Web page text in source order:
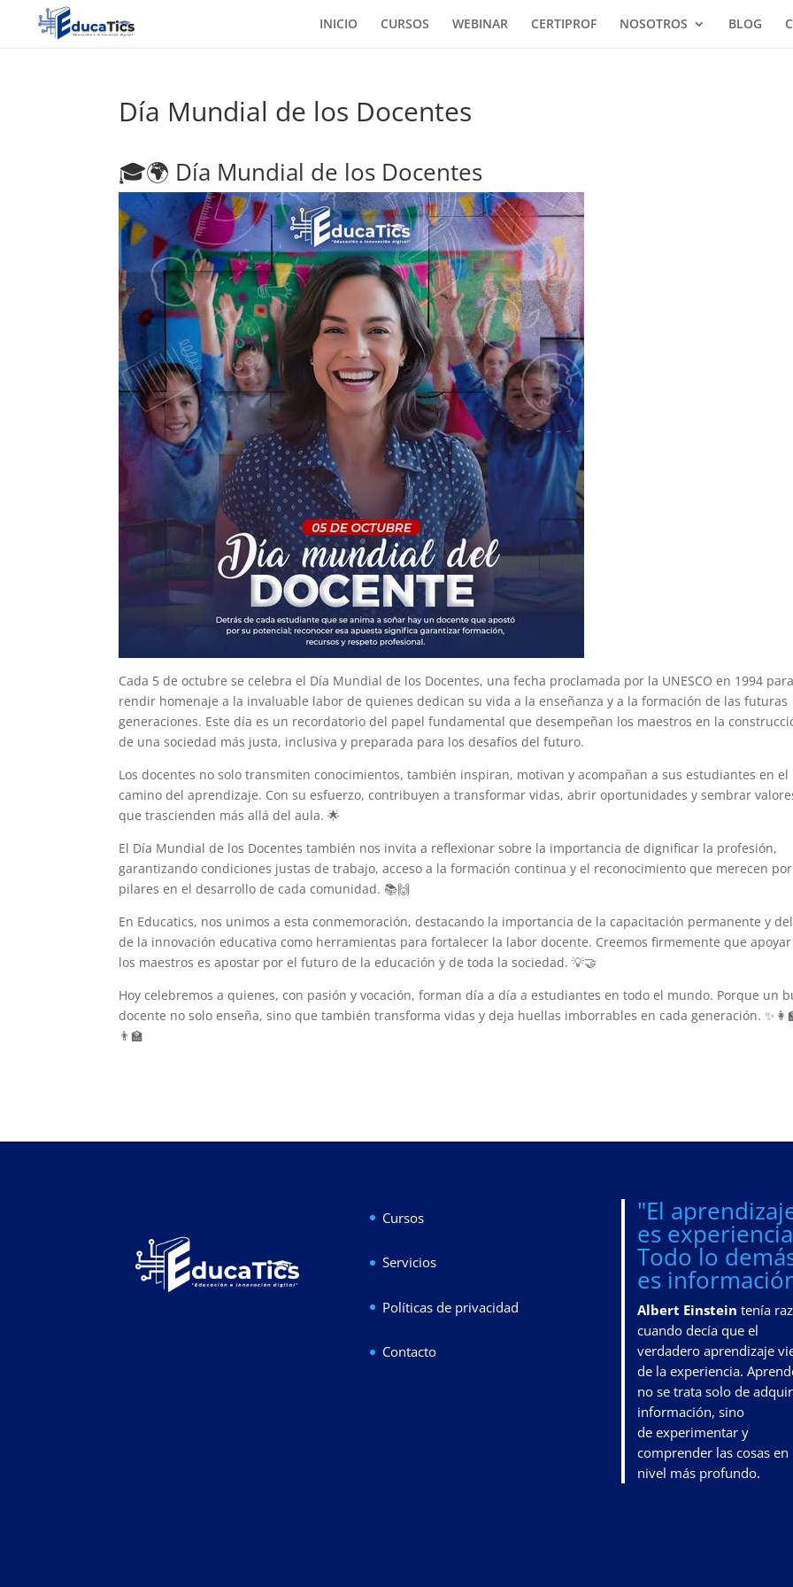
INICIO CURSOS WEBINAR CERTIPROF NOSOTROS BLOG
Día Mundial de los Docentes
🎓🌍 Día Mundial de los Docentes
Cada 5 de octubre se celebra el Día Mundial de los Docentes, una fecha proclamada por la UNESCO en 1994
rendir homenaje a la invaluable labor de quienes dedican su vida a la enseñanza y a la formación de las futuras
generaciones. Este día es un recordatorio del papel fundamental que desempeñan los maestros en la
de una sociedad más justa, inclusiva y preparada para los desafíos del futuro.
Los docentes no solo transmiten conocimientos, también inspiran, motivan y acompañan a sus estudiantes en el
camino del aprendizaje. Con su esfuerzo, contribuyen a transformar vidas, abrir oportunidades y sembrar
que trascienden más allá del aula. 🌟
El Día Mundial de los Docentes también nos invita a reflexionar sobre la importancia de dignificar la profesión,
garantizando condiciones justas de trabajo, acceso a la formación continua y el reconocimiento que merecen
pilares en el desarrollo de cada comunidad. 📚🙌
En Educatics, nos unimos a esta conmemoración, destacando la importancia de la capacitación permanente y
de la innovación educativa como herramientas para fortalecer la labor docente. Creemos firmemente que
los maestros es apostar por el futuro de la educación y de toda la sociedad. 💡🤝
Hoy celebremos a quienes, con pasión y vocación, forman día a día a estudiantes en todo el mundo. Porque un
docente no solo enseña, sino que también transforma vidas y deja huellas imborrables en cada generación.
👨‍🏫
Cursos
Servicios
Políticas de privacidad
Contacto
"El
es
Todo lo
es
Albert Einstein tenía
cuando decía que el
verdadero aprendizaje
de la experiencia.
no se trata solo de
información, sino
deexperimentar y
comprender las cosas en
nivel más profundo.